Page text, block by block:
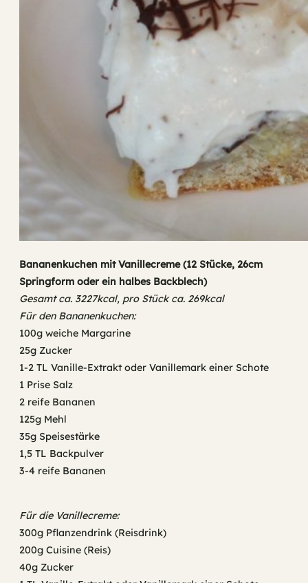
Bananenkuchen mit Vanillecreme (12 Stücke, 26cm
Springform oder ein halbes Backblech)
Gesamt ca. 3227kcal, pro Stück ca. 269kcal
Für den Bananenkuchen:
100g weiche Margarine
25g Zucker
1-2 TL Vanille-Extrakt oder Vanillemark einer Schote
1 Prise Salz
2 reife Bananen
125g Mehl
35g Speisestärke
1,5 TL Backpulver
3-4 reife Bananen
Für die Vanillecreme:
300g Pflanzendrink (Reisdrink)
200g Cuisine (Reis)
40g Zucker